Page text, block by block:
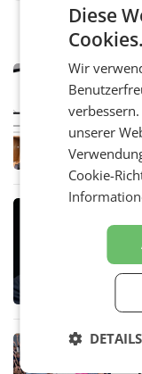
Diese
Cookies.
Wir
unserer
Cookie-